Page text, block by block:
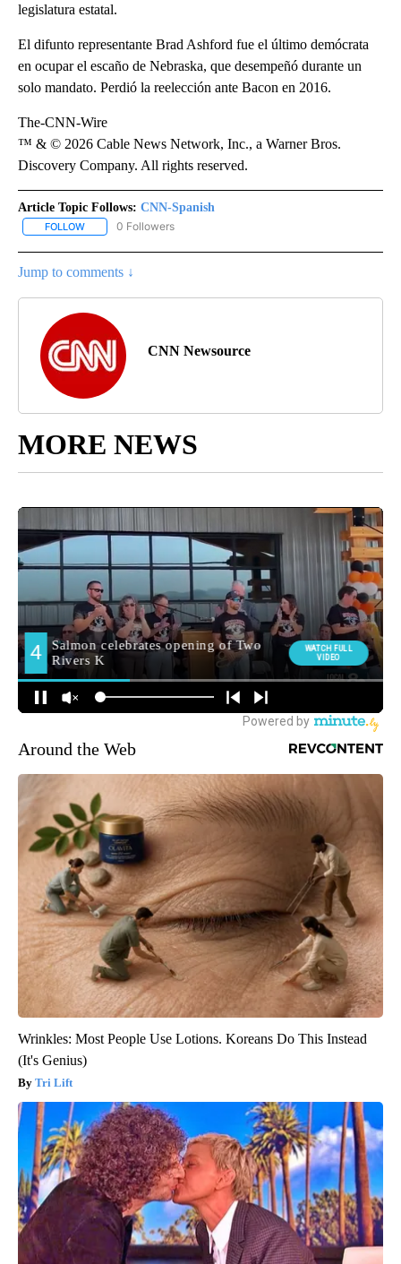
legislatura estatal.
El difunto representante Brad Ashford fue el último demócrata
en ocupar el escaño de Nebraska, que desempeñó durante un
solo mandato. Perdió la reelección ante Bacon en 2016.
The-CNN-Wire
™ & © 2026 Cable News Network, Inc., a Warner Bros.
Discovery Company. All rights reserved.
Article Topic Follows: CNN-Spanish
FOLLOW FOLLOW "CNN-SPANISH" TO RECEIVE NOTIFICATIONS ABOUT
0 Followers
Jump to comments ↓
CNN Newsource
MORE NEWS
Around the Web
Wrinkles: Most People Use Lotions. Koreans Do This Instead
(It's Genius)
Tri Lift